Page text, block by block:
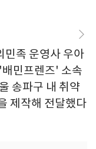
민족 운영사 우아
민프렌즈' 소속
송파구 내 취약
제작해 전달했다